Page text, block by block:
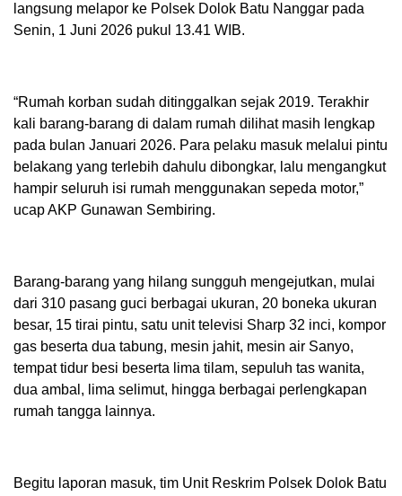
langsung melapor ke Polsek Dolok Batu Nanggar pada
Senin, 1 Juni 2026 pukul 13.41 WIB.
“Rumah korban sudah ditinggalkan sejak 2019. Terakhir
kali barang-barang di dalam rumah dilihat masih lengkap
pada bulan Januari 2026. Para pelaku masuk melalui pintu
belakang yang terlebih dahulu dibongkar, lalu mengangkut
hampir seluruh isi rumah menggunakan sepeda motor,”
ucap AKP Gunawan Sembiring.
Barang-barang yang hilang sungguh mengejutkan, mulai
dari 310 pasang guci berbagai ukuran, 20 boneka ukuran
besar, 15 tirai pintu, satu unit televisi Sharp 32 inci, kompor
gas beserta dua tabung, mesin jahit, mesin air Sanyo,
tempat tidur besi beserta lima tilam, sepuluh tas wanita,
dua ambal, lima selimut, hingga berbagai perlengkapan
rumah tangga lainnya.
Begitu laporan masuk, tim Unit Reskrim Polsek Dolok Batu